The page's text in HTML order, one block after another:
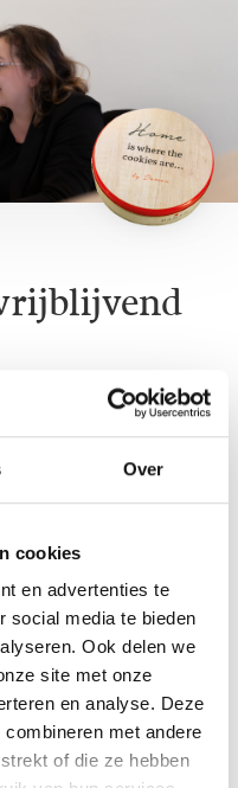
Over
cookies
en advertenties te
social media te bieden
Ook delen we
site met onze
en analyse. Deze
met andere
of die ze hebben
oriënteren en laten
het afsluiten van een
oriënterend
Tijdens dit gesprek
welk bedrag je bij
maandlasten daarbij
leren kennen. Want hoe
je kunnen adviseren.
Dan is er meer mogelijk